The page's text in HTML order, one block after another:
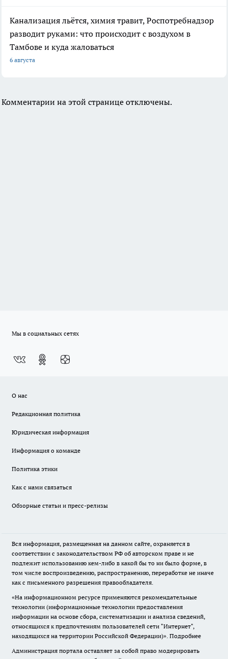
Канализация льётся, химия травит, Роспотребнадзор
разводит руками: что происходит с воздухом в
Тамбове и куда жаловаться
6 августа
Комментарии на этой странице отключены.
Мы в социальных сетях
О нас
Редакционная политика
Юридическая информация
Информация о команде
Политика этики
Как с нами связаться
Обзорные статьи и пресс-релизы
Вся информация, размещенная на данном сайте, охраняется в
соответствии с законодательством РФ об авторском праве и не
подлежит использованию кем-либо в какой бы то ни было форме, в
том числе воспроизведению, распространению, переработке не иначе
как с письменного разрешения правообладателя.
«На информационном ресурсе применяются рекомендательные
технологии (информационные технологии предоставления
информации на основе сбора, систематизации и анализа сведений,
относящихся к предпочтениям пользователей сети "Интернет",
находящихся на территории Российской Федерации)». Подробнее
Администрация портала оставляет за собой право модерировать